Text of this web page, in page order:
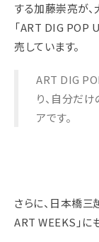
する加藤崇亮が
「ART DIG POP
売しています。
ART DIG
り、自分だ
アです。
さらに、日本橋
ART WEEKS」に